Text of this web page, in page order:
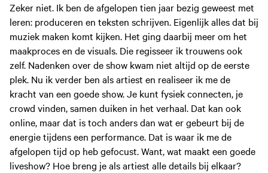
Zeker niet. Ik ben de afgelopen tien jaar bezig geweest met
leren: produceren en teksten schrijven. Eigenlijk alles dat bij
muziek maken komt kijken. Het ging daarbij meer om het
maakproces en de visuals. Die regisseer ik trouwens ook
zelf. Nadenken over de show kwam niet altijd op de eerste
plek. Nu ik verder ben als artiest en realiseer ik me de
kracht van een goede show. Je kunt fysiek connecten, je
crowd vinden, samen duiken in het verhaal. Dat kan ook
online, maar dat is toch anders dan wat er gebeurt bij de
energie tijdens een performance. Dat is waar ik me de
afgelopen tijd op heb gefocust. Want, wat maakt een goede
liveshow? Hoe breng je als artiest alle details bij elkaar?